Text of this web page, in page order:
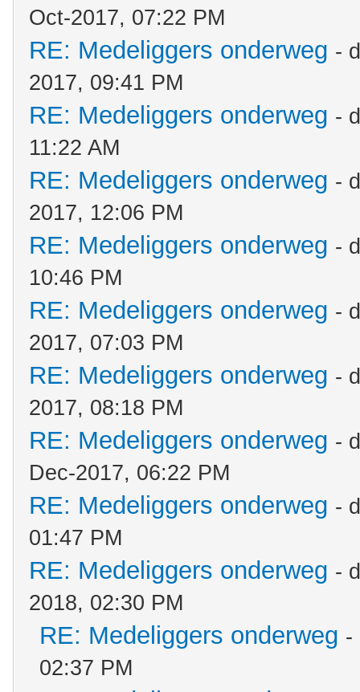
Oct-2017, 07:22 PM
RE: Medeliggers onderweg -
2017, 09:41 PM
RE: Medeliggers onderweg -
11:22 AM
RE: Medeliggers onderweg -
2017, 12:06 PM
RE: Medeliggers onderweg -
10:46 PM
RE: Medeliggers onderweg -
2017, 07:03 PM
RE: Medeliggers onderweg -
2017, 08:18 PM
RE: Medeliggers onderweg -
Dec-2017, 06:22 PM
RE: Medeliggers onderweg -
01:47 PM
RE: Medeliggers onderweg -
2018, 02:30 PM
RE: Medeliggers onderweg -
02:37 PM